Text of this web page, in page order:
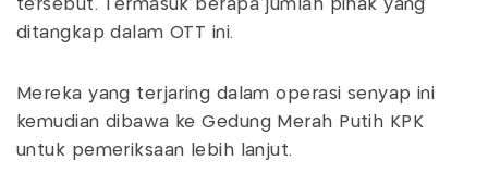
tersebut. Termasuk berapa jumlah pihak yang
ditangkap dalam OTT ini.
Mereka yang terjaring dalam operasi senyap ini
kemudian dibawa ke Gedung Merah Putih KPK
untuk pemeriksaan lebih lanjut.